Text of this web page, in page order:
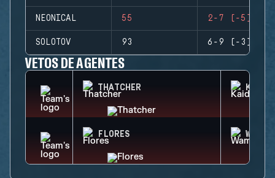
NEONICAL 55 2-7 (-5)
SOLOTOV 93 6-9 (-3)
VETOS DE AGENTES
THATCHER KAID
FLORES WAMAI